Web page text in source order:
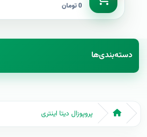
0 تومان
دسته‌بندی‌ها
پروپوزال دیتا اینتری